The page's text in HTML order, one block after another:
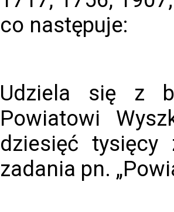
co następuje:
Udziela się z
Powiatowi
dziesięć tysięcy
zadania pn.